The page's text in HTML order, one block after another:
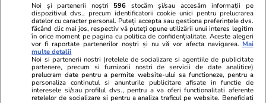
TVMania.ro
🤍 „Felix și-a dorit asta, în caz
că…” La exact un an de la
tragedie, Mihaela Rădulescu a
făcut public totul!
Facultatea
studenţi pe
de candidaţi
Noi și partenerii noștri 596 stocăm și/sau accesăm informații pe
dispozitivul dvs., precum identificatorii cookie unici pentru prelucrarea
datelor cu caracter personal. Puteți accepta sau gestiona preferințele dvs.
făcând clic mai jos, respectiv vă puteți opune utilizării unui interes legitim
în orice moment pe pagina cu politica de confidențialitate. Aceste alegeri
vor fi raportate partenerilor noștri și nu vă vor afecta navigarea. Mai
multe detalii
Noi si partenerii nostri (retelele de socializare si agentiile de publicitate
partenere, precum si furnizorii nostri de servicii de date analitice)
prelucram date pentru a permite website-ului sa functioneze, pentru a
personaliza continutul si anunturile publicitare afisate in functie de
interesele si/sau profilul dvs., pentru a va oferi functionalitati aferente
retelelor de socializare si pentru a analiza traficul pe website. Beneficiati